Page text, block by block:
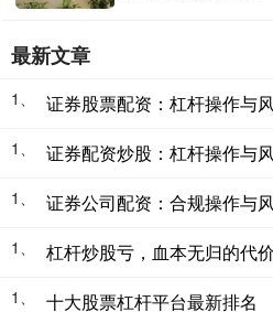
最新文章
1、 证券股票配资：杠杆操作与
1、 证券配资炒股：杠杆操作与
1、 证券公司配资：合规操作与
1、 杠杆炒股亏，血本无归的代价
1、 十大股票杠杆平台最新排名